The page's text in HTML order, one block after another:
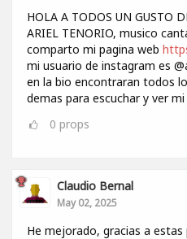
HOLA A TODOS UN GUSTO
ARIEL TENORIO, musico
comparto mi pagina web
mi usuario de instagram es
en la bio encontraran todos
demas para escuchar y ver
0 props
Claudio Bernal
May 02, 2025
He mejorado, gracias a estas